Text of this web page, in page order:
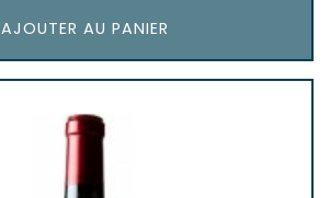
AJOUTER AU PANIER